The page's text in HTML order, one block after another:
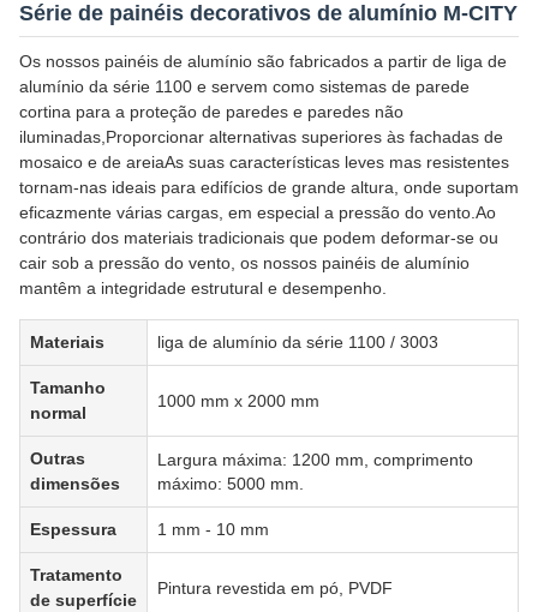
Série de painéis decorativos de alumínio M-CITY
Os nossos painéis de alumínio são fabricados a partir de liga de
alumínio da série 1100 e servem como sistemas de parede
cortina para a proteção de paredes e paredes não
iluminadas,Proporcionar alternativas superiores às fachadas de
mosaico e de areiaAs suas características leves mas resistentes
tornam-nas ideais para edifícios de grande altura, onde suportam
eficazmente várias cargas, em especial a pressão do vento.Ao
contrário dos materiais tradicionais que podem deformar-se ou
cair sob a pressão do vento, os nossos painéis de alumínio
mantêm a integridade estrutural e desempenho.
Materiais liga de alumínio da série 1100 / 3003
Tamanho
normal
1000 mm x 2000 mm
Outras
dimensões
Largura máxima: 1200 mm, comprimento
máximo: 5000 mm.
Espessura 1 mm - 10 mm
Tratamento
de superfície
Pintura revestida em pó, PVDF